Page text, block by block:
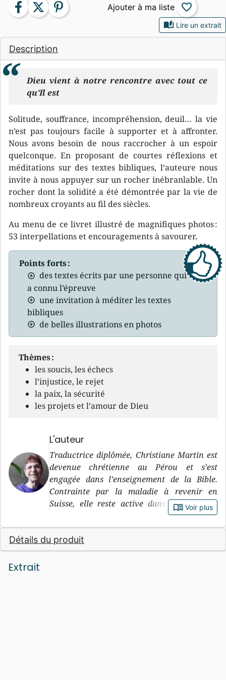
auto_stories Lire un extrait
Description
Dieu vient à notre rencontre avec tout ce
qu’Il est
Solitude, souffrance, incompréhension, deuil… la vie
n’est pas toujours facile à supporter et à affronter.
Nous avons besoin de nous raccrocher à un espoir
quelconque. En proposant de courtes réflexions et
méditations sur des textes bibliques, l’auteure nous
invite à nous appuyer sur un rocher inébranlable. Un
rocher dont la solidité a été démontrée par la vie de
nombreux croyants au fil des siècles.
Au menu de ce livret illustré de magnifiques photos :
53 interpellations et encouragements à savourer.
Points forts :
des textes écrits par une personne qui
a connu l’épreuve
une invitation à méditer les textes
bibliques
de belles illustrations en photos
Thèmes :
les soucis, les échecs
l’injustice, le rejet
la paix, la sécurité
les projets et l’amour de Dieu
L'auteur
Traductrice diplômée, Christiane Martin est
devenue chrétienne au Pérou et s’est
engagée dans l’enseignement de la Bible.
Contrainte par la maladie à revenir en
Suisse, elle reste active dans ce domaine,
book_open Voir plus
Détails du produit
Extrait
facebook twitter pinterest favorite_border